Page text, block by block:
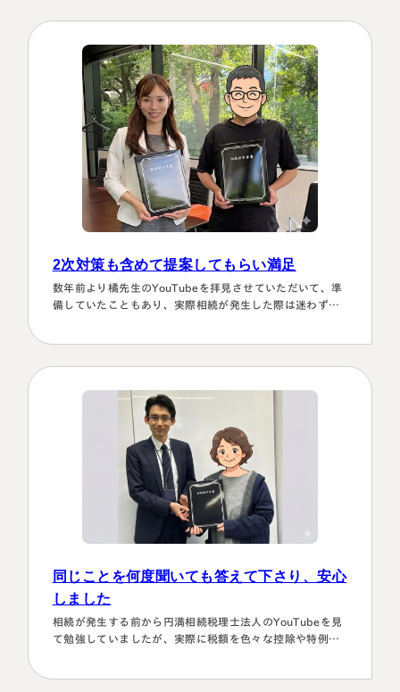
2次対策も含めて提案してもらい満足
数年前より橘先生のYouTubeを拝見させていただいて、準
備していたこともあり、実際相続が発生した際は迷わず相
同じことを何度聞いても答えて下さり、安心
しました
相続が発生する前から円満相続税理士法人のYouTubeを見
て勉強していましたが、実際に税額を色々な控除や特例を